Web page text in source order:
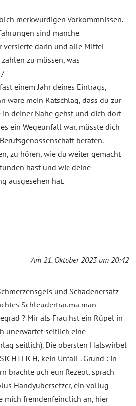
merkwürdigen Vorkommnissen.
sind manche
versierte darin und alle Mittel
zu müssen, was
/
einem Jahr deines Eintrags,
wäre mein Ratschlag, dass du zur
in deiner Nähe gehst und dich dort
ein Wegeunfall war, müsste dich
beraten.
zu hören, wie du weiter gemacht
hast und wie deine
ausgesehen hat.
Am 21. Oktober 2023 um 20:42
und Schadenersatz
Schleudertrauma man
? Mir als Frau hst ein Rüpel in
unerwartet seitlich eine
seitlich). Die obersten Halswirbel
kein Unfall . Grund : in
brachte uch eun Rezeot, sprach
Handyübersetzer, ein völlug
mich fremdenfeindlich an, hier